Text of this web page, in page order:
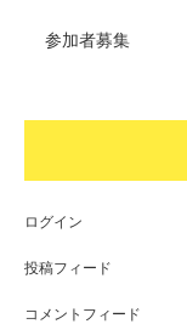
参加者募集
ログイン
投稿フィード
コメントフィード